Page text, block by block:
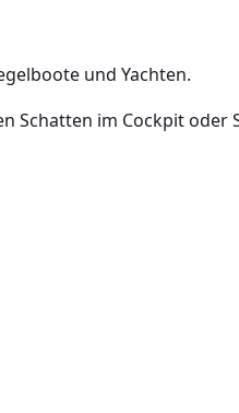
und Yachten.
Schatten im Cockpit oder